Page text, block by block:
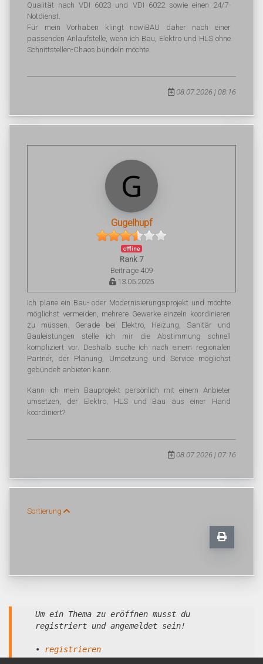
Qualität nach VDI 6023 und VDI 6022 sowie einen 24/7-
Notdienst.
Für mein Vorhaben klingt nowiBAU daher nach einer
passenden Anlaufstelle, wenn ich Bau, Elektro und HLS ohne
Schnittstellen-Chaos bündeln möchte.
08.07.2026 | 08:16
Gugelhupf
offline
Rank 7
Beiträge 409
13.05.2025
Ich plane ein Bau- oder Modernisierungsprojekt und möchte
möglichst vermeiden, mehrere Gewerke einzeln koordinieren
zu müssen. Gerade bei Elektro, Heizung, Sanitär und
Bauleistungen stelle ich mir die Abstimmung schnell
kompliziert vor. Deshalb suche ich nach einem regionalen
Partner, der Planung, Umsetzung und Service möglichst
gebündelt anbieten kann.
Kann ich mein Bauprojekt persönlich mit einem Anbieter
umsetzen, der Elektro, HLS und Bau aus einer Hand
koordiniert?
08.07.2026 | 07:16
Sortierung
Um ein Thema zu eröffnen musst du
registriert und angemeldet sein!
• registrieren